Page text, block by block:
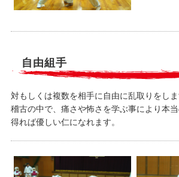
自由組手
対もしくは複数を相手に自由に乱取りをしま
稽古の中で、痛さや怖さを学ぶ事により本
得れば優しい仁になれます。